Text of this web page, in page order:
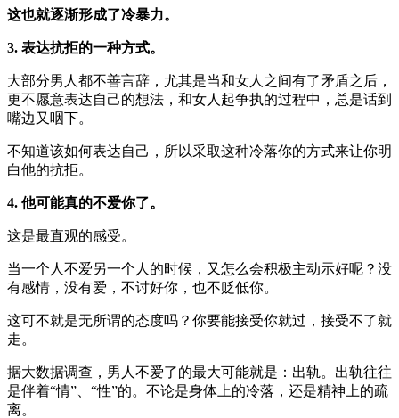
这也就逐渐形成了冷暴力。
3. 表达抗拒的一种方式。
大部分男人都不善言辞，尤其是当和女人之间有了矛盾之后，
更不愿意表达自己的想法，和女人起争执的过程中，总是话到
嘴边又咽下。
不知道该如何表达自己，所以采取这种冷落你的方式来让你明
白他的抗拒。
4. 他可能真的不爱你了。
这是最直观的感受。
当一个人不爱另一个人的时候，又怎么会积极主动示好呢？没
有感情，没有爱，不讨好你，也不贬低你。
这可不就是无所谓的态度吗？你要能接受你就过，接受不了就
走。
据大数据调查，男人不爱了的最大可能就是：出轨。出轨往往
是伴着“情”、“性”的。不论是身体上的冷落，还是精神上的疏
离。